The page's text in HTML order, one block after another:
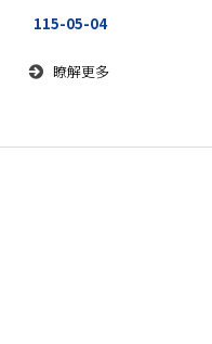
115-05-04
瞭解更多